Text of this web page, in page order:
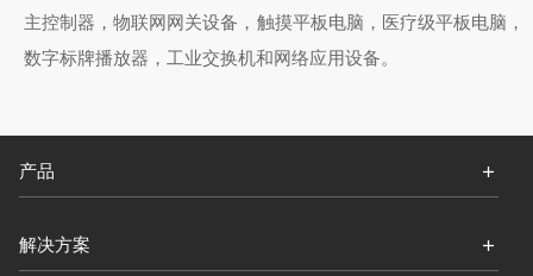
主控制器，物联网网关设备，触摸平板电脑，医疗级平板电脑，
数字标牌播放器，工业交换机和网络应用设备。
产品
解决方案